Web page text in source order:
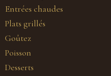
Entrées chaudes
Plats grillés
Goûtez
Poisson
Desserts